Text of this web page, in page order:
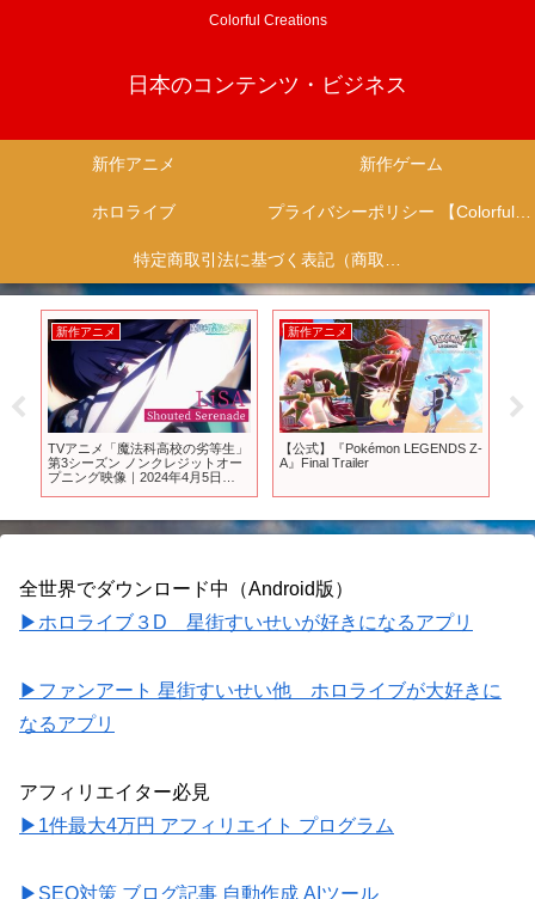
Colorful Creations
日本のコンテンツ・ビジネス
新作アニメ 新作ゲーム
ホロライブ プライバシーポリシー 【Colorful Creation】
特定商取引法に基づく表記（商取引に関する開示）
新作アニメ
TVアニメ「魔法科高校の劣等生」
第3シーズン ノンクレジットオー
プニング映像｜2024年4月5日
新作アニメ
【公式】『Pokémon LEGENDS Z-
A』Final Trailer
全世界でダウンロード中（Android版）
▶ホロライブ３D 星街すいせいが好きになるアプリ
▶ファンアート 星街すいせい他 ホロライブが大好きに
なるアプリ
アフィリエイター必見
▶1件最大4万円 アフィリエイト プログラム
▶SEO対策 ブログ記事 自動作成 AIツール